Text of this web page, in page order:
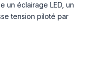
un éclairage LED, un
tension piloté par